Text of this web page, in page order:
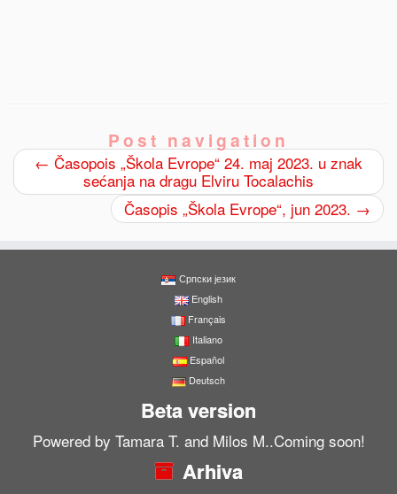
Post navigation
← Časopois „Škola Evrope“ 24. maj 2023. u znak
sećanja na dragu Elviru Tocalachis
Časopis „Škola Evrope“, jun 2023. →
Српски језик
English
Français
Italiano
Español
Deutsch
Beta version
Powered by Tamara T. and Milos M..Coming soon!
Arhiva
Shares